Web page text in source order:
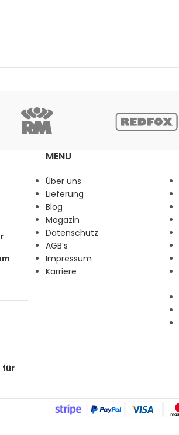
für
MENU
Über uns
Lieferung
Blog
Magazin
Datenschutz
AGB’s
Impressum
Karriere